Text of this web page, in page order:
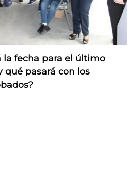
la fecha para el último
qué pasará con los